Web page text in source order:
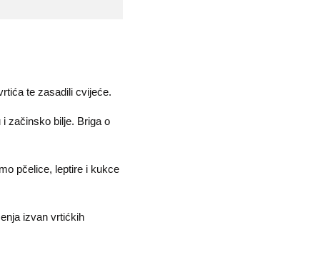
te zasadili cvijeće.
začinsko bilje. Briga o
pčelice, leptire i kukce
izvan vrtićkih